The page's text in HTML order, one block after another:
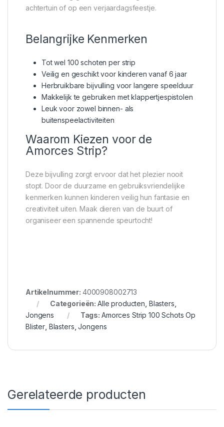
achtertuin of op een verjaardagsfeestje.
Belangrijke Kenmerken
Tot wel 100 schoten per strip
Veilig en geschikt voor kinderen vanaf 6 jaar
Herbruikbare bijvulling voor langere speelduur
Makkelijk te gebruiken met klappertjespistolen
Leuk voor zowel binnen- als
buitenspeelactiviteiten
Waarom Kiezen voor de
Amorces Strip?
Deze bijvulling zorgt ervoor dat het plezier nooit
stopt. Door de duurzame en gebruiksvriendelijke
kenmerken kunnen kinderen veilig hun fantasie en
creativiteit uiten. Maak dieren van de buurt of
organiseer een spannende speurtocht!
Artikelnummer: 4000908002713
Categorieën:Alle producten Blasters
Jongens
Tags: Amorces Strip 100 Schots Op
Blister Blasters ,Jongens
Gerelateerde producten